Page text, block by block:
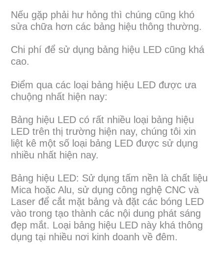
Nếu gặp phải hư hỏng thì chúng cũng khó
sửa chữa hơn các bảng hiệu thông thường.
Chi phí để sử dụng bảng hiệu LED cũng khá
cao.
Điểm qua các loại bảng hiệu LED được ưa
chuộng nhất hiện nay:
Bảng hiệu LED có rất nhiều loại bảng hiệu
LED trên thị trường hiện nay, chúng tôi xin
liệt kê một số loại bảng LED được sử dụng
nhiều nhất hiện nay.
Bảng hiệu LED: Sử dụng tấm nền là chất liệu
Mica hoặc Alu, sử dụng công nghệ CNC và
Laser để cắt mặt bảng và đặt các bóng LED
vào trong tạo thành các nội dung phát sáng
đẹp mắt. Loại bảng hiệu LED này khá thông
dụng tại nhiều nơi kinh doanh về đêm.